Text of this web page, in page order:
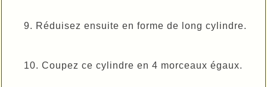
9. Réduisez ensuite en forme de long cylindre.
10. Coupez ce cylindre en 4 morceaux égaux.